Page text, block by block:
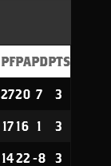
PFPAPDPTS
2720 7 3
17 16 1 3
1422-8 3